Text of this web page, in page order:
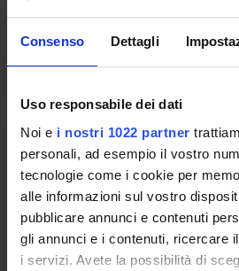
Consenso Dettagli
Uso responsabile dei dati
Noi e i nostri 1022 partner
personali, ad esempio il vostro
tecnologie come i cookie per
alle informazioni sul vostro
pubblicare annunci e contenuti
gli annunci e i contenuti, ricercare
i servizi. Avete la possibilità di
Not yet assigned
Lessons timetable
UROLOGIA
Credits
1
Period
2 SEMESTRE PROFESSIONI